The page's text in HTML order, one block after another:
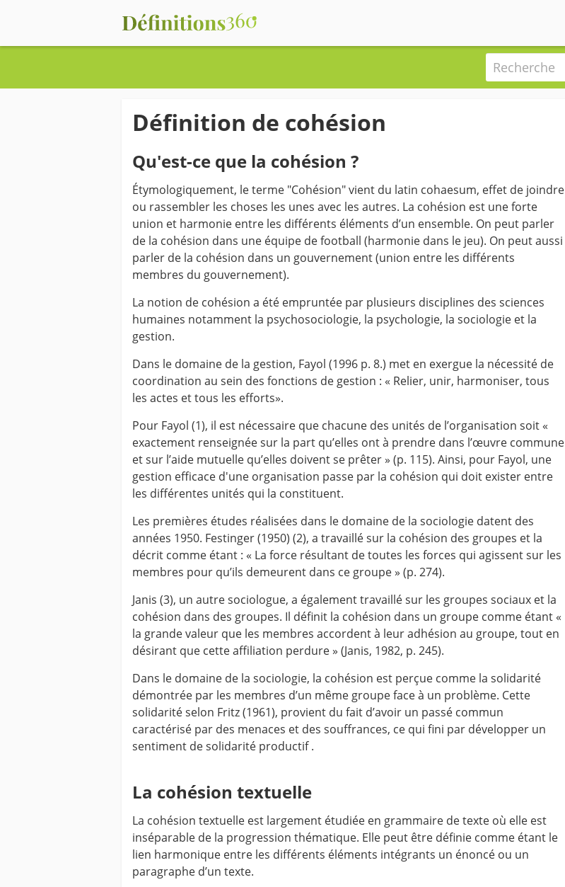
Recherche
Définition de cohésion
Qu'est-ce que la cohésion ?
Étymologiquement, le terme "Cohésion" vient du latin cohaesum, effet de joindre
ou rassembler les choses les unes avec les autres. La cohésion est une forte
union et harmonie entre les différents éléments d’un ensemble. On peut parler
de la cohésion dans une équipe de football (harmonie dans le jeu). On peut aussi
parler de la cohésion dans un gouvernement (union entre les différents
membres du gouvernement).
La notion de cohésion a été empruntée par plusieurs disciplines des sciences
humaines notamment la psychosociologie, la psychologie, la sociologie et la
gestion.
Dans le domaine de la gestion, Fayol (1996 p. 8.) met en exergue la nécessité de
coordination au sein des fonctions de gestion : « Relier, unir, harmoniser, tous
les actes et tous les efforts».
Pour Fayol (1), il est nécessaire que chacune des unités de l’organisation soit «
exactement renseignée sur la part qu’elles ont à prendre dans l’œuvre commune
et sur l’aide mutuelle qu’elles doivent se prêter » (p. 115). Ainsi, pour Fayol, une
gestion efficace d'une organisation passe par la cohésion qui doit exister entre
les différentes unités qui la constituent.
Les premières études réalisées dans le domaine de la sociologie datent des
années 1950. Festinger (1950) (2), a travaillé sur la cohésion des groupes et la
décrit comme étant : « La force résultant de toutes les forces qui agissent sur les
membres pour qu’ils demeurent dans ce groupe » (p. 274).
Janis (3), un autre sociologue, a également travaillé sur les groupes sociaux et la
cohésion dans des groupes. Il définit la cohésion dans un groupe comme étant «
la grande valeur que les membres accordent à leur adhésion au groupe, tout en
désirant que cette affiliation perdure » (Janis, 1982, p. 245).
Dans le domaine de la sociologie, la cohésion est perçue comme la solidarité
démontrée par les membres d’un même groupe face à un problème. Cette
solidarité selon Fritz (1961), provient du fait d’avoir un passé commun
caractérisé par des menaces et des souffrances, ce qui fini par développer un
sentiment de solidarité productif .
La cohésion textuelle
La cohésion textuelle est largement étudiée en grammaire de texte où elle est
inséparable de la progression thématique. Elle peut être définie comme étant le
lien harmonique entre les différents éléments intégrants un énoncé ou un
paragraphe d’un texte.